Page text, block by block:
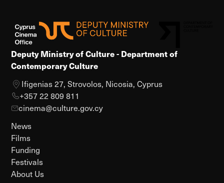
Deputy Ministry of Culture - Department of
Contemporary Culture
Ifigenias 27, Strovolos, Nicosia, Cyprus
+357 22 809 811
cinema@culture.gov.cy
News
Films
Funding
Festivals
About Us